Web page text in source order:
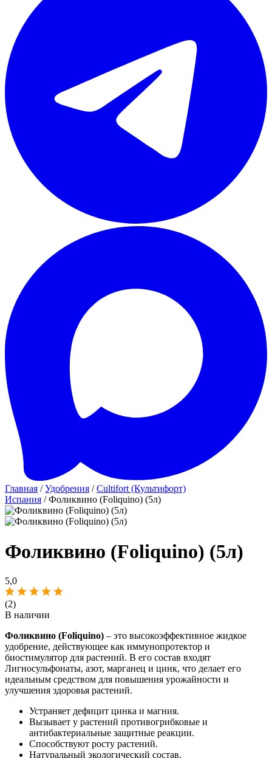
Главная /Удобрения /Cultifort (Культифорт)
Испания / Фоликвино (Foliquino) (5л)
Фоликвино (Foliquino) (5л)
5,0
(2)
В наличии
Фоликвино (Foliquino) – это высокоэффективное жидкое
удобрение, действующее как иммунопротектор и
биостимулятор для растений. В его состав входят
Лигносульфонаты, азот, марганец и цинк, что делает его
идеальным средством для повышения урожайности и
улучшения здоровья растений.
Устраняет дефицит цинка и магния.
Вызывает у растений противогрибковые и
антибактериальные защитные реакции.
Способствуют росту растений.
Натуральный экологический состав.